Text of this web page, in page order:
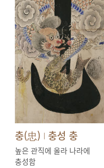
충(忠) | 충성 충
높은 관직에 올라 나라에
충성함